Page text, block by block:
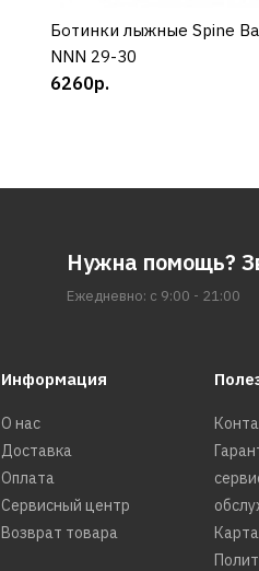
КУПИТЬ
Ботинки лыжные Spine
NNN 29-30
6260р.
Нужна помощь?
Ежедневно: с 9:00 - 21:00
Информация
О нас
Доставка
Оплата
Сервисный центр
Возврат товара